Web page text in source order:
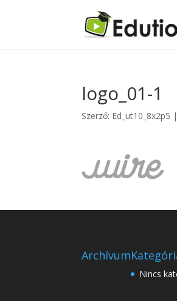
logo_01-1
Szerző: Ed_ut10_8x2p5 |
Archívum
Nincs